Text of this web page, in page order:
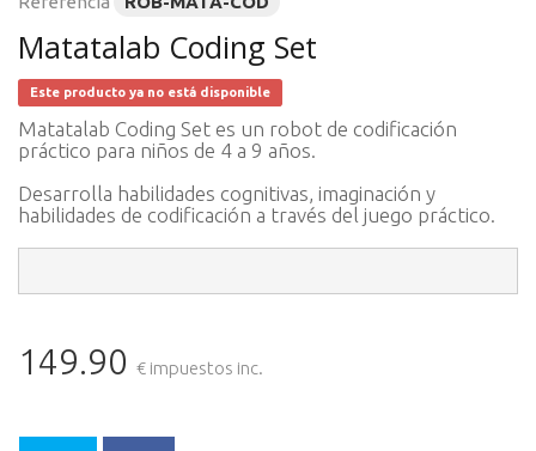
Matatalab Coding Set
Este producto ya no está disponible
Matatalab Coding Set es un robot de codificación
práctico para niños de 4 a 9 años.
Desarrolla habilidades cognitivas, imaginación y
habilidades de codificación a través del juego práctico.
149.90 € impuestos inc.